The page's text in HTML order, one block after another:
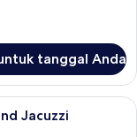
tanggal Anda
brankas, meja kerja,
Jacuzzi